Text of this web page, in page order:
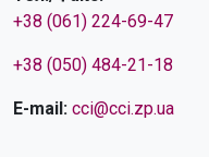
+38 (061) 224-69-47
+38 (050) 484-21-18
E-mail: cci@cci.zp.ua